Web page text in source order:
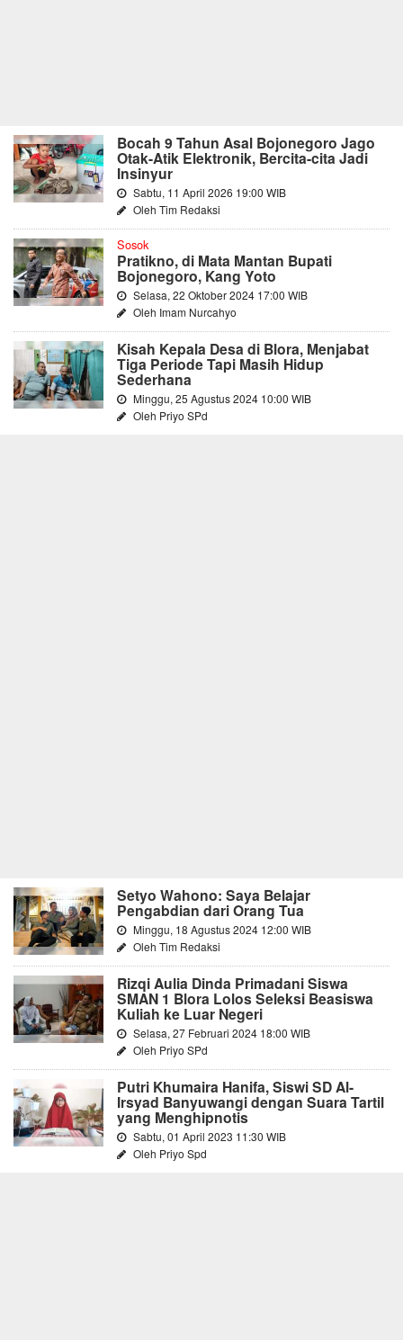
Bocah 9 Tahun Asal Bojonegoro Jago
Otak-Atik Elektronik, Bercita-cita Jadi
Insinyur
Sabtu, 11 April 2026 19:00 WIB
Oleh Tim Redaksi
Sosok
Pratikno, di Mata Mantan Bupati
Bojonegoro, Kang Yoto
Selasa, 22 Oktober 2024 17:00 WIB
Oleh Imam Nurcahyo
Kisah Kepala Desa di Blora, Menjabat
Tiga Periode Tapi Masih Hidup
Sederhana
Minggu, 25 Agustus 2024 10:00 WIB
Oleh Priyo SPd
Setyo Wahono: Saya Belajar
Pengabdian dari Orang Tua
Minggu, 18 Agustus 2024 12:00 WIB
Oleh Tim Redaksi
Rizqi Aulia Dinda Primadani Siswa
SMAN 1 Blora Lolos Seleksi Beasiswa
Kuliah ke Luar Negeri
Selasa, 27 Februari 2024 18:00 WIB
Oleh Priyo SPd
Putri Khumaira Hanifa, Siswi SD Al-
Irsyad Banyuwangi dengan Suara Tartil
yang Menghipnotis
Sabtu, 01 April 2023 11:30 WIB
Oleh Priyo Spd